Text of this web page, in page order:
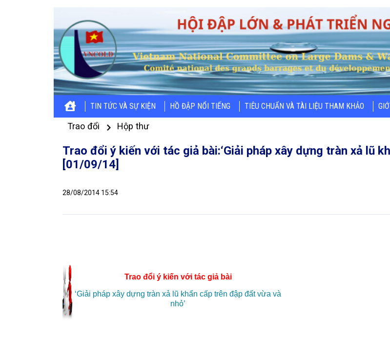
TIN TỨC VÀ SỰ KIỆN HỒ ĐẬP NỔI TIẾNG TIÊU CHUẨN VÀ TÀI LIỆU THAM KHẢO
Trao đổi Hộp thư
Trao đổi ý kiến với tác giả bài:‘Giải pháp xây dựng tràn xả lũ
[01/09/14]
28/08/2014 15:54
Trao đổi ý kiến với tác giả bài
‘Giải pháp xây dựng tràn xả lũ khẩn cấp trên đập đất vừa và
nhỏ’